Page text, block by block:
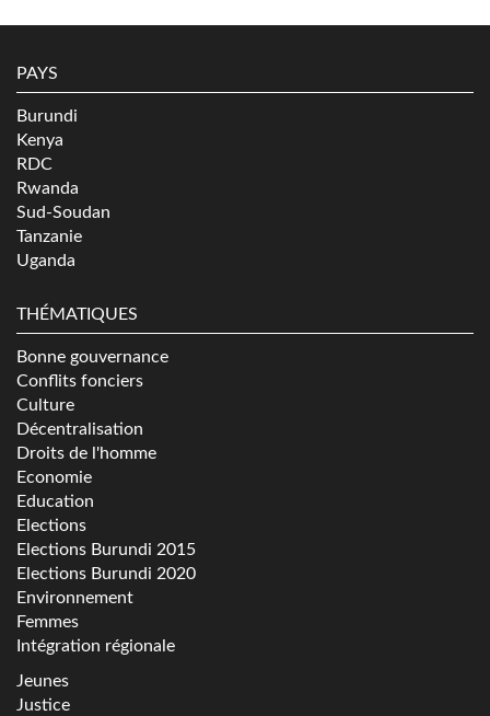
PAYS
Burundi
Kenya
RDC
Rwanda
Sud-Soudan
Tanzanie
Uganda
THÉMATIQUES
Bonne gouvernance
Conflits fonciers
Culture
Décentralisation
Droits de l'homme
Economie
Education
Elections
Elections Burundi 2015
Elections Burundi 2020
Environnement
Femmes
Intégration régionale
Jeunes
Justice